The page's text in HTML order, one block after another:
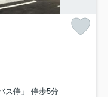
ス停」 停歩5分